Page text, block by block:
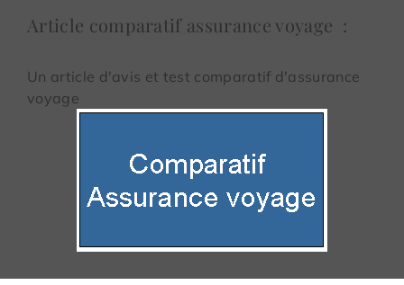
Article comparatif assurance voyage :
Un article d'avis et test comparatif d'assurance
voyage